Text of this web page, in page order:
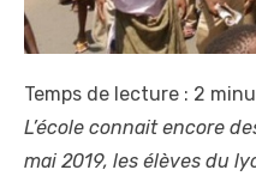
Temps de lecture : 2
L’école connait encore
mai 2019, les élèves du